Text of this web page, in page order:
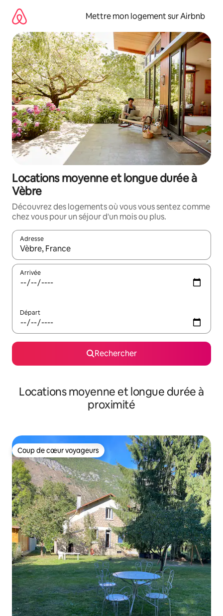
directement
contenu
Mettre mon logement sur Airbnb
Locations moyenne et longue durée à
Vèbre
Découvrez des logements où vous vous sentez comme
chez vous pour un séjour d'un mois ou plus.
Adresse
Lorsque les résultats s'affichent, utilisez les flèches vers le
Arrivée
Départ
Rechercher
Locations moyenne et longue durée à
proximité
Coup de cœur voyageurs
Coup de cœur voyageurs